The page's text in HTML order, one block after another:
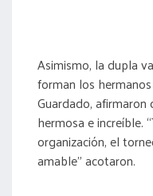
Asimismo, la dupla
forman los
Guardado,
hermosa e increíble.
organización, el
amable” acotaron.